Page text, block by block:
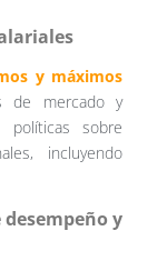
y máximos
de mercado y
políticas sobre
incluyendo
y